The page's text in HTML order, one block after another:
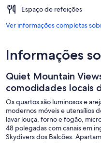
Espaço de refeições
Ver informações completas
Informações
Quiet Mountain
comodidades locais
Os quartos são luminosos e
modernos móveis e utensílios
lavar louça, forno e fogão,
48 polegadas com canais em
Skydivers dos Balcões.